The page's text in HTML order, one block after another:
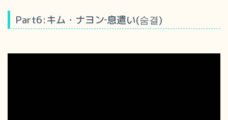
Part6:キム・ナヨン‐息遣い(숨결)